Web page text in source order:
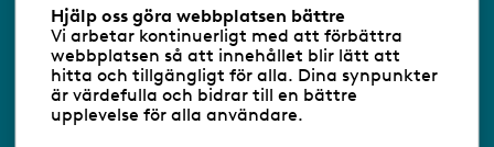
Följ oss via RSS
Databasens namn:www.gbf.se-
Hjälp oss göra webbplatsen bättre
Vi arbetar kontinuerligt med att förbättra
webbplatsen så att innehållet blir lätt att
hitta och tillgängligt för alla. Dina synpunkter
är värdefulla och bidrar till en bättre
upplevelse för alla användare.